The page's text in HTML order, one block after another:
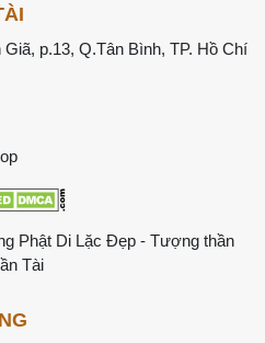
p.13, Q.Tân Bình, TP. Hồ Chí
Phật Di Lặc Đẹp - Tượng thần
Tài